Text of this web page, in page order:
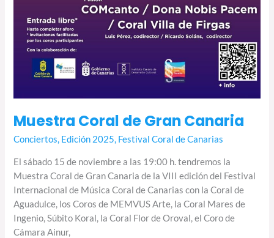
Muestra Coral de Gran Canaria
Conciertos, Edición 2025, Festival Coral de Canarias
El sábado 15 de noviembre a las 19:00 h. tendremos la
Muestra Coral de Gran Canaria de la VIII edición del Festival
Internacional de Música Coral de Canarias con la Coral de
Aguadulce, los Coros de MEMVUS Arte, la Coral Mares de
Ingenio, Súbito Koral, la Coral Flor de Oroval, el Coro de
Cámara Ainur,